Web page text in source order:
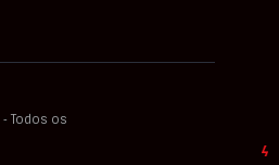
‐ Todos os